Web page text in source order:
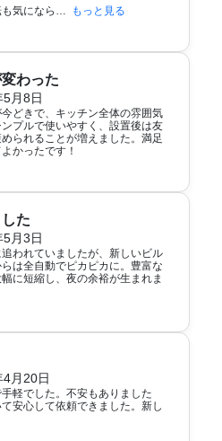
気になら
もっと見る
わった
月8日
どきで、キッチン全体の雰囲気
プルで使いやすく、設置後は友
られることが増えました。満足
かったです！
た
月3日
われていましたが、新しいビル
は全自動でピカピカに。豊富な
に短縮し、夜の余裕が生まれま
月20日
軽でした。不安もありました
安心して依頼できました。新し